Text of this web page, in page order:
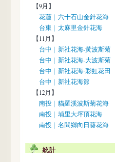
【9月】
花蓮｜六十石山金針花海
台東｜太麻里金針花海
【11月】
台中｜新社花海-黃波斯菊
台中｜新社花海-大波斯菊
台中｜新社花海-彩虹花田
台中｜新社花海節
【12月】
南投｜貓羅溪波斯菊花海
南投｜埔里大坪頂花海
南投｜名間鄉向日葵花海
統計